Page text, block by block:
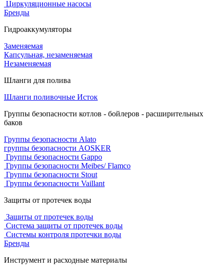
Циркуляционные насосы
Бренды
Гидроаккумуляторы
Заменяемая
Капсульная, незаменяемая
Незаменяемая
Шланги для полива
Шланги поливочные Исток
Группы безопасности котлов - бойлеров - расширительных
баков
Группы безопасности Alato
группы безопасности AOSKER
Группы безопасности Gappo
Группы безопасности Meibes/ Flamco
Группы безопасности Stout
Группы безопасности Vaillant
Защиты от протечек воды
Защиты от протечек воды
Система защиты от протечек воды
Системы контроля протечки воды
Бренды
Инструмент и расходные материалы